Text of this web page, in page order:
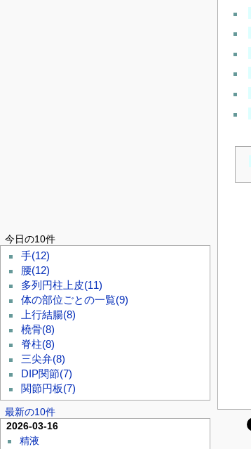
今日の10件
手(12)
腰(12)
多列円柱上皮(11)
体の部位ごとの一覧(9)
上行結腸(8)
橈骨(8)
脊柱(8)
三尖弁(8)
DIP関節(7)
関節円板(7)
最新の10件
2026-03-16
精液